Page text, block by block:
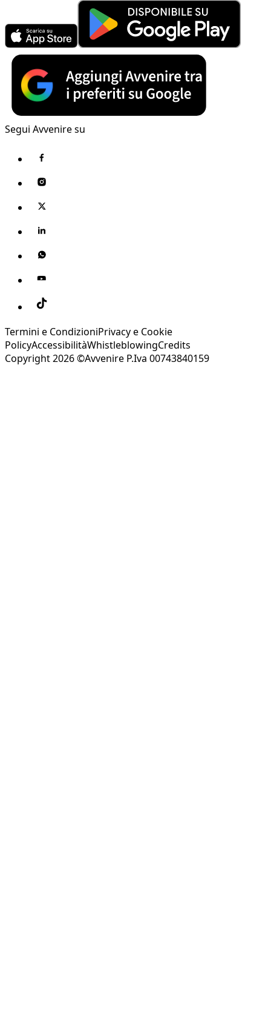
Segui Avvenire su
Termini e CondizioniPrivacy e Cookie
PolicyAccessibilitàWhistleblowingCredits
Copyright 2026 ©Avvenire P.Iva 00743840159